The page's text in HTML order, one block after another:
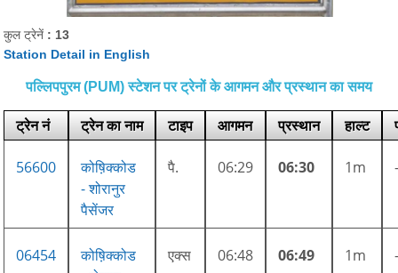
कुल ट्रेनें : 13
Station Detail in English
पल्लिपपुरम (PUM) स्टेशन पर ट्रेनों के आगमन और प्रस्थान का समय
ट्रेन नं ट्रेन का नाम टाइप आगमन प्रस्थान हाल्ट
56600
कोष़िक्कोड
- शोरानुर
पैसेंजर
पै. 06:29 06:30 1m
06454
कोष़िक्कोड
एक्स 06:48 06:49 1m